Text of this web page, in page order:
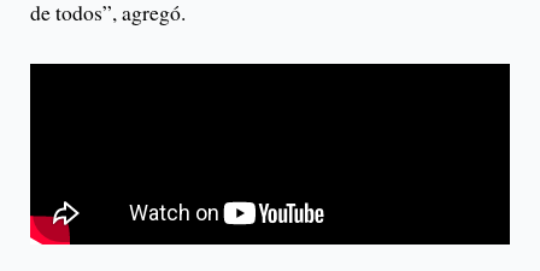
de todos”, agregó.